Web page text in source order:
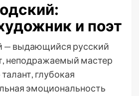
и поэт
— выдающийся русский
неподражаемый мастер
глубокая
эмоциональность